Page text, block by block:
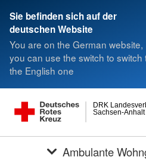
Sie befinden sich auf der
deutschen Website
You are on the German website,
you can use the switch to switch
the English one
Sachsen-Anhalt
DRK
Ambulante